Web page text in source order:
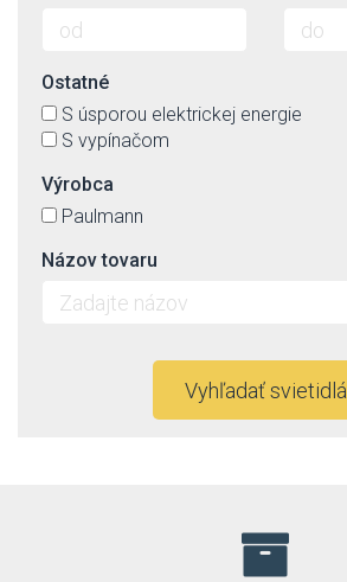
Ostatné
S úsporou elektrickej energie
S vypínačom
Výrobca
Paulmann
Názov tovaru
Vyhľadať svietidlá